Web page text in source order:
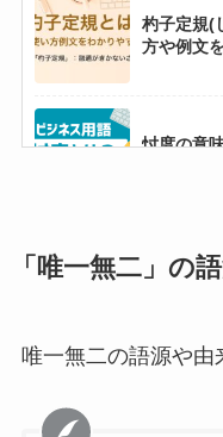
杓子定規(
方や例文
忖度の意
他力本願
「唯一無二」の
唯一無二の語源や由